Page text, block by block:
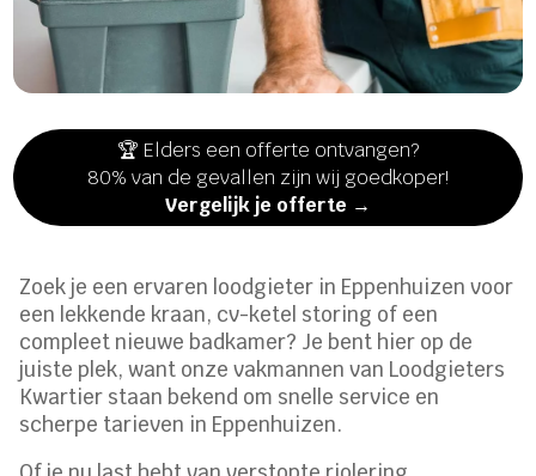
🏆 Elders een offerte ontvangen?
80% van de gevallen zijn wij goedkoper!
Vergelijk je offerte →
Zoek je een ervaren loodgieter in Eppenhuizen voor
een lekkende kraan, cv-ketel storing of een
compleet nieuwe badkamer? Je bent hier op de
juiste plek, want onze vakmannen van Loodgieters
Kwartier staan bekend om snelle service en
scherpe tarieven in Eppenhuizen.